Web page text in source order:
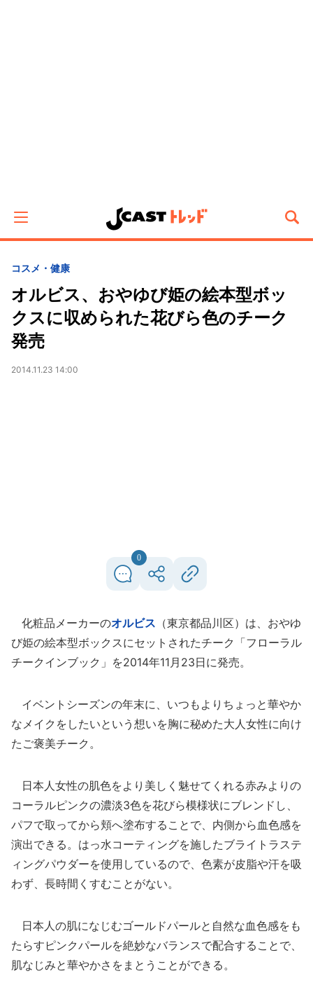
コスメ・健康
オルビス、おやゆび姫の絵本型ボッ
クスに収められた花びら色のチーク
発売
2014.11.23 14:00
0
化粧品メーカーのオルビス （東京都品川区）は、おやゆ
び姫の絵本型ボックスにセットされたチーク「フローラル
チークインブック」を2014年11月23日に発売。
イベントシーズンの年末に、いつもよりちょっと華やか
なメイクをしたいという想いを胸に秘めた大人女性に向け
たご褒美チーク。
日本人女性の肌色をより美しく魅せてくれる赤みよりの
コーラルピンクの濃淡3色を花びら模様状にブレンドし、
パフで取ってから頬へ塗布することで、内側から血色感を
演出できる。はっ水コーティングを施したブライトラステ
ィングパウダーを使用しているので、色素が皮脂や汗を吸
わず、長時間くすむことがない。
日本人の肌になじむゴールドパールと自然な血色感をも
たらすピンクパールを絶妙なバランスで配合することで、
肌なじみと華やかさをまとうことができる。